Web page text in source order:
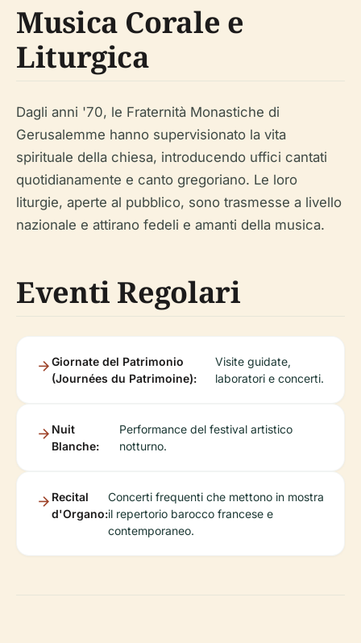
Musica Corale e
Liturgica
Dagli anni '70, le Fraternità Monastiche di
Gerusalemme hanno supervisionato la vita
spirituale della chiesa, introducendo uffici cantati
quotidianamente e canto gregoriano. Le loro
liturgie, aperte al pubblico, sono trasmesse a livello
nazionale e attirano fedeli e amanti della musica.
Eventi Regolari
Giornate del Patrimonio
(Journées du Patrimoine):
Visite guidate,
laboratori e concerti.
Nuit
Blanche:
Performance del festival artistico
notturno.
Recital
d'Organo:
Concerti frequenti che mettono in mostra
il repertorio barocco francese e
contemporaneo.